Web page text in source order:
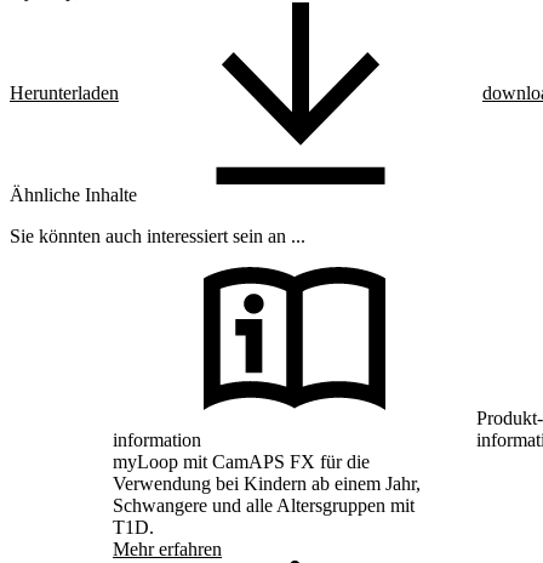
Herunterladen
Ähnliche Inhalte
Sie könnten auch interessiert sein an ...
information
Produkt-
myLoop mit CamAPS FX für die
Verwendung bei Kindern ab einem Jahr,
Schwangere und alle Altersgruppen mit
T1D.
Mehr erfahren